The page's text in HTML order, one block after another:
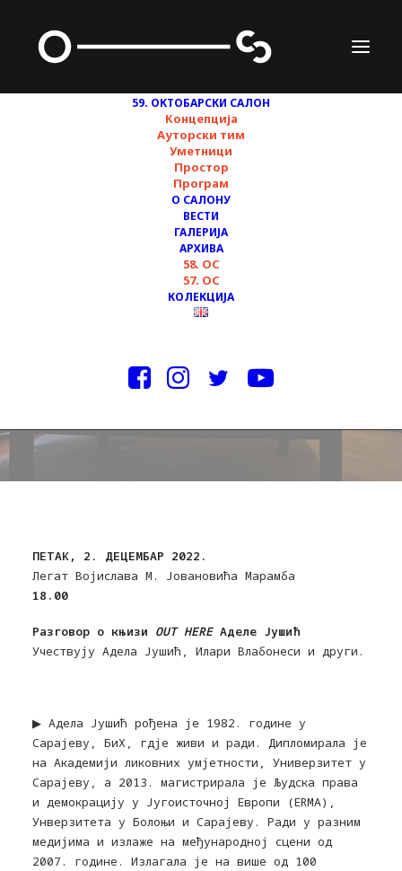
59. ОКТОБАРСКИ САЛОН
Концепција
Ауторски тим
Уметници
Простор
Програм
О САЛОНУ
ВЕСТИ
ГАЛЕРИЈА
АРХИВА
58. ОС
57. ОС
КОЛЕКЦИЈА
Разговор о књизи
OUT HERE Аделе
Јушић
ПЕТАК, 2. ДЕЦЕМБАР 2022.
Легат Војислава М. Јовановића Марамба
18.00
Разговор о књизи OUT HEREАделе Јушић
Учествују Адела Јушић, Илари Влабонеси и други.
▶︎ Адела Јушић рођена је 1982. године у
Сарајеву, БиХ, гдје живи и ради. Дипломирала је
на Академији ликовних умјетности, Универзитет у
Сарајеву, а 2013. магистрирала је Људска права
и демокрацију у Југоисточној Европи (ERMA),
Унверзитета у Болоњи и Сарајеву. Ради у разним
медијима и излаже на међународној сцени од
2007. године. Излагала је на више од 100